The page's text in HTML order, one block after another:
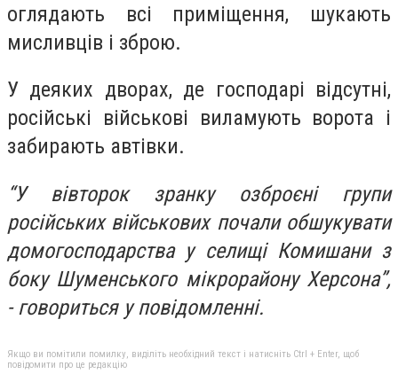
оглядають всі приміщення, шукають
мисливців і зброю.
У деяких дворах, де господарі відсутні,
російські військові виламують ворота і
забирають автівки.
“У вівторок зранку озброєні групи
російських військових почали обшукувати
домогосподарства у селищі Комишани з
боку Шуменського мікрорайону Херсона”,
- говориться у повідомленні.
Якщо ви помітили помилку, виділіть необхідний текст і натисніть Ctrl + Enter, щоб
повідомити про це редакцію